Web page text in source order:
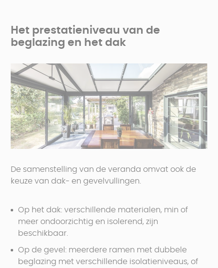
Het prestatieniveau van de
beglazing en het dak
De samenstelling van de veranda omvat ook de
keuze van dak- en gevelvullingen.
Op het dak: verschillende materialen, min of
meer ondoorzichtig en isolerend, zijn
beschikbaar.
Op de gevel: meerdere ramen met dubbele
beglazing met verschillende isolatieniveaus, of